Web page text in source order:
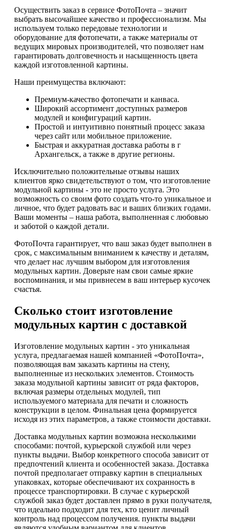
Осуществить заказ в сервисе ФотоПочта – значит
выбрать высочайшее качество и профессионализм. Мы
используем только передовые технологии и
оборудование для фотопечати, а также материалы от
ведущих мировых производителей, что позволяет нам
гарантировать долговечность и насыщенность цвета
каждой изготовленной картины.
Наши преимущества включают:
Премиум-качество фотопечати и канваса.
Широкий ассортимент доступных размеров
модулей и конфигураций картин.
Простой и интуитивно понятный процесс заказа
через сайт или мобильное приложение.
Быстрая и аккуратная доставка работы в г
Архангельск, а также в другие регионы.
Исключительно положительные отзывы наших
клиентов ярко свидетельствуют о том, что изготовление
модульной картины - это не просто услуга. Это
возможность со своим фото создать что-то уникальное и
личное, что будет радовать вас и ваших близких годами.
Ваши моменты – наша работа, выполненная с любовью
и заботой о каждой детали.
ФотоПочта гарантирует, что ваш заказ будет выполнен в
срок, с максимальным вниманием к качеству и деталям,
что делает нас лучшим выбором для изготовления
модульных картин. Доверьте нам свои самые яркие
воспоминания, и мы привнесем в ваш интерьер кусочек
счастья.
Сколько стоит изготовление
модульных картин с доставкой
Изготовление модульных картин - это уникальная
услуга, предлагаемая нашей компанией «ФотоПочта»,
позволяющая вам заказать картины на стену,
выполненные из нескольких элементов. Стоимость
заказа модульной картины зависит от ряда факторов,
включая размеры отдельных модулей, тип
используемого материала для печати и сложность
конструкции в целом. Финальная цена формируется
исходя из этих параметров, а также стоимости доставки.
Доставка модульных картин возможна несколькими
способами: почтой, курьерской службой или через
пункты выдачи. Выбор конкретного способа зависит от
предпочтений клиента и особенностей заказа. Доставка
почтой предполагает отправку картин в специальных
упаковках, которые обеспечивают их сохранность в
процессе транспортировки. В случае с курьерской
службой заказ будет доставлен прямо в руки получателя,
что идеально подходит для тех, кто ценит личный
контроль над процессом получения. пункты выдачи